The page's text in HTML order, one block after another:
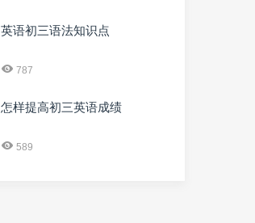
英语初三语法知识点
787
怎样提高初三英语成绩
589